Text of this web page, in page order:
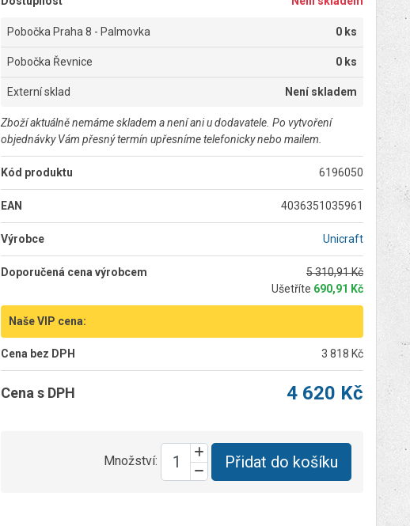
Pobočka Praha 8 - Palmovka 0 ks
Pobočka Řevnice 0 ks
Externí sklad Není skladem
Zboží aktuálně nemáme skladem a není ani u dodavatele. Po vytvoření
objednávky Vám přesný termín upřesníme telefonicky nebo mailem.
Kód produktu 6196050
EAN 4036351035961
Výrobce Unicraft
Doporučená cena výrobcem
5 310,91 Kč
Ušetříte 690,91 Kč
Naše VIP cena:
Cena bez DPH 3 818 Kč
Cena s DPH 4 620 Kč
Množství: Přidat do košíku